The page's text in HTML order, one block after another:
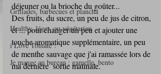
Grillades, barbecues et plancha
Healthy, léger, ou végétarien
i Love Tomate !
Je mange au bureau : gamelle, bento
déjeuner ou la brioche du goûter...
Des fruits, du sucre, un peu de jus de citron,
et ... pour changer un peu et ajouter une
touche aromatique supplémentaire, un peu
de menthe sauvage que j'ai ramassée lors de
ma dernière  sortie matinale.